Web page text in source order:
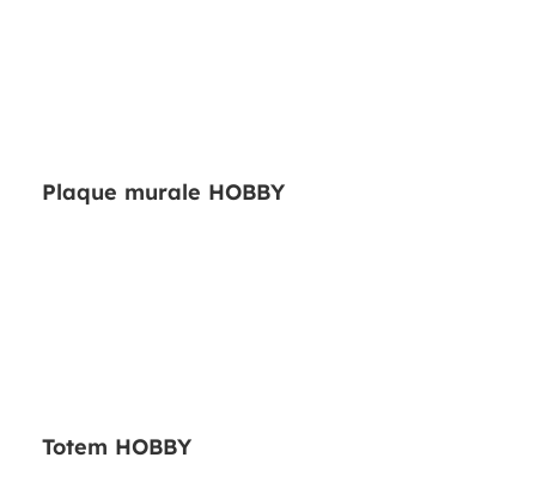
Plaque murale HOBBY
Totem HOBBY